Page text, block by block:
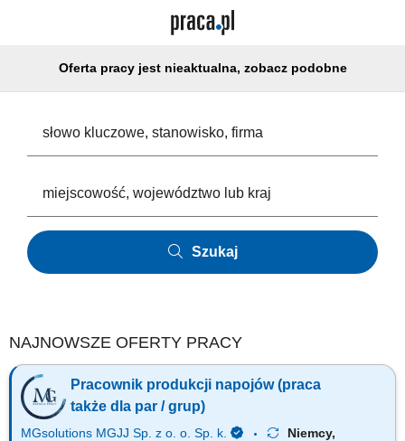
Oferta pracy jest nieaktualna, zobacz podobne
Szukaj
NAJNOWSZE OFERTY PRACY
Pracownik produkcji napojów (praca
także dla par / grup)
MGsolutions MGJJ Sp. z o. o. Sp. k.
Niemcy,